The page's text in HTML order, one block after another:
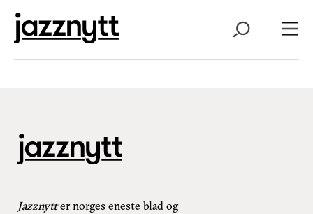
Jazznytter norges eneste blad og